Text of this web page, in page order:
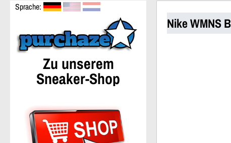
Sprache:
Zu unserem
Sneaker-Shop
Nike WMNS